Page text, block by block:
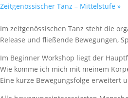
Zeitgenössischer Tanz – Mittelstufe »
Im zeitgenössischen Tanz steht die
Release und fließende Bewegungen,
Im Beginner Workshop liegt der
Wie komme ich mich mit meinem
Eine kurze Bewegungsfolge erweitert